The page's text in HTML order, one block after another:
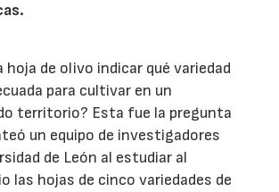
hoja de olivo indicar qué variedad
para cultivar en un
territorio? Esta fue la pregunta
un equipo de investigadores
de León al estudiar al
las hojas de cinco variedades de